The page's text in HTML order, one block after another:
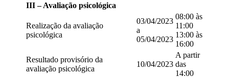
III – Avaliação psicológica
Realização da avaliação
psicológica
03/04/2023
a
05/04/2023
08:00 às
11:00
13:00 às
16:00
Resultado provisório da
avaliação psicológica
10/04/2023
A partir
das
14:00